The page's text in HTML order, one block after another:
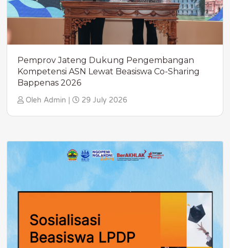
Pemprov Jateng Dukung Pengembangan
Kompetensi ASN Lewat Beasiswa Co-Sharing
Bappenas 2026
Oleh Admin | 29 July 2026